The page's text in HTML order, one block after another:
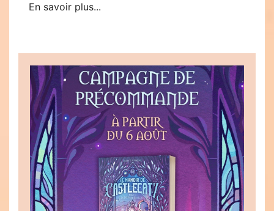
En savoir plus...